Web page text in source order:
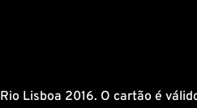
Lisboa 2016. O cartão é